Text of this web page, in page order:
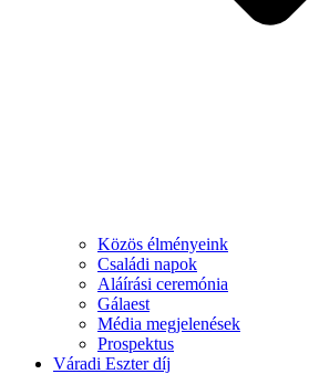
Közös élményeink
Családi napok
Aláírási ceremónia
Gálaest
Média megjelenések
Prospektus
Váradi Eszter díj